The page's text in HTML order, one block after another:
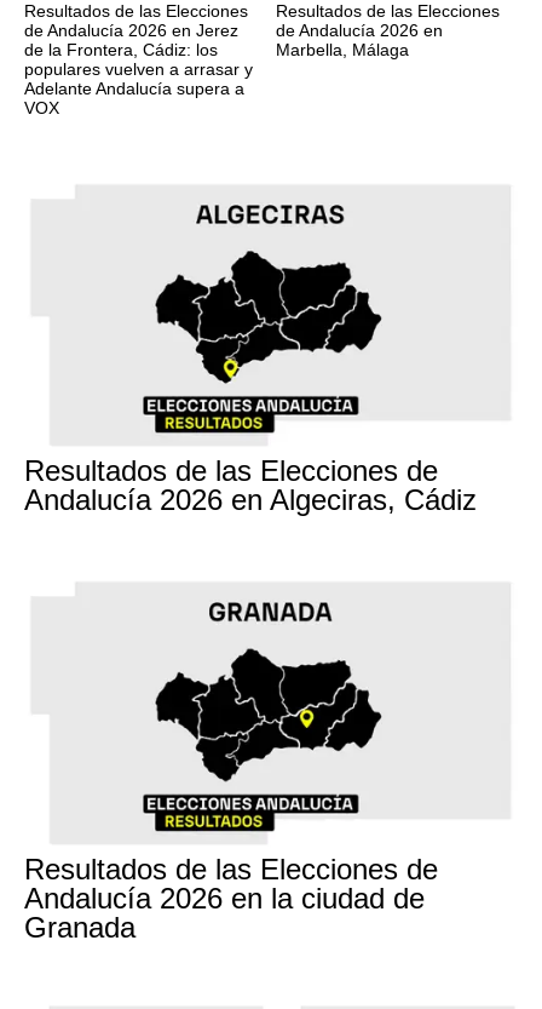
Resultados de las Elecciones
de Andalucía 2026 en Jerez
de la Frontera, Cádiz: los
populares vuelven a arrasar y
Adelante Andalucía supera a
VOX
Resultados de las Elecciones
de Andalucía 2026 en
Marbella, Málaga
Resultados de las Elecciones de
Andalucía 2026 en Algeciras, Cádiz
Resultados de las Elecciones de
Andalucía 2026 en la ciudad de
Granada